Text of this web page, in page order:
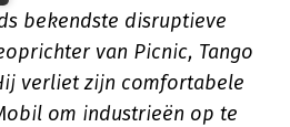
bekendste disruptieve
van Picnic, Tango
verliet zijn comfortabele
om industrieën op te